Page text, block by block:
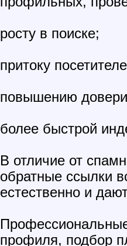
росту в поиске;
притоку
повышению
более быстрой
В отличие от
обратные ссылки
естественно и
профиля, подбор